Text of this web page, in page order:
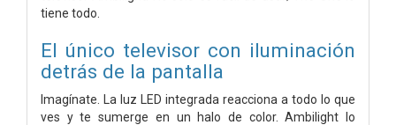
tiene todo.
El único televisor con iluminación
detrás de la pantalla
Imagínate. La luz LED integrada reacciona a todo lo que
ves y te sumerge en un halo de color. Ambilight lo